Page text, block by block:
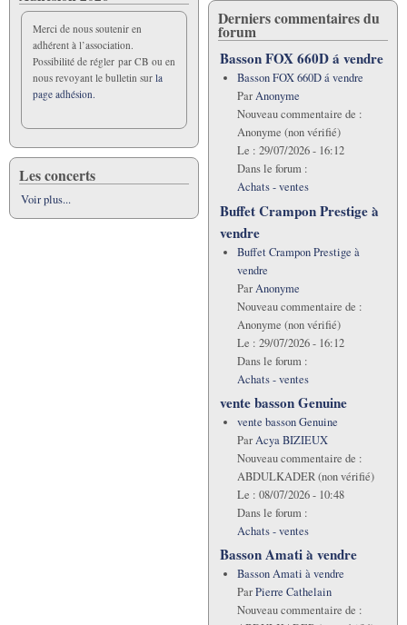
Merci de nous soutenir en
adhérent à l’association.
Possibilité de régler par CB ou en
nous revoyant le bulletin sur la
page adhésion.
Les concerts
Voir plus...
Derniers commentaires du
forum
Basson FOX 660D á vendre
Basson FOX 660D á vendre
ParAnonyme
Nouveau commentaire de :
Anonyme (non vérifié)
Le : 29/07/2026 - 16:12
Dans le forum :
Achats - ventes
Buffet Crampon Prestige à
vendre
Buffet Crampon Prestige à
vendre
ParAnonyme
Nouveau commentaire de :
Anonyme (non vérifié)
Le : 29/07/2026 - 16:12
Dans le forum :
Achats - ventes
vente basson Genuine
vente basson Genuine
ParAcya BIZIEUX
Nouveau commentaire de :
ABDULKADER (non vérifié)
Le : 08/07/2026 - 10:48
Dans le forum :
Achats - ventes
Basson Amati à vendre
Basson Amati à vendre
ParPierre Cathelain
Nouveau commentaire de :